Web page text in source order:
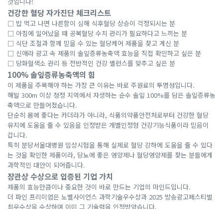
건강한 혈당 자가진단 체크리스트
□ 밥 먹고 나면 나른함이 심해 식후혈당 상승이 걱정되시는 분
□ 아침에 일어났을 때 공복혈당 수치 관리가 필요하다고 느끼는 분
□ 식단 조절과 함께 믿을 수 있는 혈당케어 제품을 찾고 계신 분
□ 신애라 광고 속 제품의 솔잎증류농축액 효능을 직접 확인하고 싶은 분
□ 당화혈색소 관리 등 전반적인 건강 밸런스를 맞추고 싶은 분
100% 솔잎증류농축액의 힘
이 제품을 주목해야 하는 가장 큰 이유는 바로 주원료의 투명성입니다.
해발 300m 이상 청정 지역에서 자생하는 순수 솔잎 100%를 담은 솔잎증류농
축액으로 만들어졌습니다.
단순히 몸에 좋다는 카더라가 아니라, 식품의약품안전처로부터 건강한 혈당
유지에 도움을 줄 수 있음을 인정받은 개별인정형 건강기능식품이라 믿음이
갑니다.
특히 분당서울대병원 임상시험을 통해 실제로 혈당 강하에 도움을 줄 수 있다
는 것을 확인한 제품이라, 당뇨에 좋은 영양제나 혈당영양제를 찾는 분들에게
과학적인 대안이 되어줍니다.
장관상 수상으로 입증된 기업 가치
제품의 효능만큼이나 중요한 것이 바로 만드는 기업의 마인드입니다.
더 파인 프리미엄은 노벨사이언스 과학기술우수상과 2025 방송광고페스티벌
최우수상을 수상하며 이미 그 기술력을 인정받았습니다.